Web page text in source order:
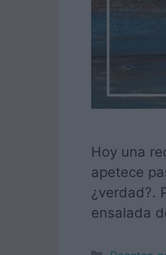
Hoy una
apetece
¿verdad?.
ensalada